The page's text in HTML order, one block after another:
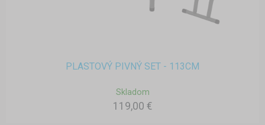
PLASTOVÝ PIVNÝ SET - 113CM
Skladom
119,00 €